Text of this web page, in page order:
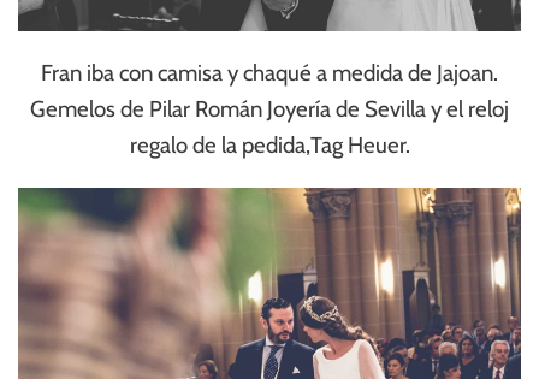
Fran iba con camisa y chaqué a medida de Jajoan.
Gemelos de Pilar Román Joyería de Sevilla y el reloj
regalo de la pedida,Tag Heuer.